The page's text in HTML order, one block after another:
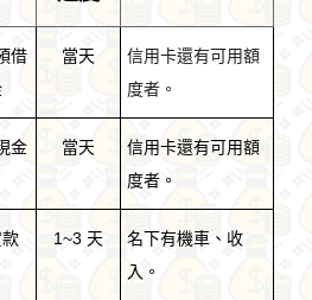
借
當天
信用卡還有可用額
度者。
金 當天
信用卡還有可用額
度者。
1~3 天
名下有機車、收
入。